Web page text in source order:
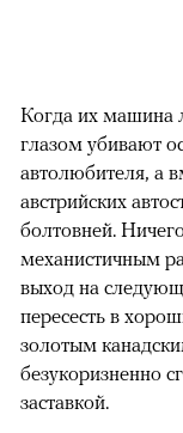
Когда их машина
глазом убивают
автолюбителя, а
австрийских
болтовней.
механистичным
выход на
пересесть в
золотым
безукоризненно
заставкой.